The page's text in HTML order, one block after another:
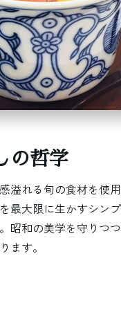
の哲学
溢れる旬の食材を使
最大限に生かすシン
昭和の美学を守りつ
ます。